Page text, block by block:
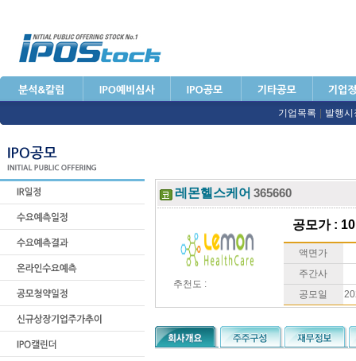
기업목록 발행
레몬헬스케어 365660
추천도 :
공모가 :
액면가
주간사
공모일